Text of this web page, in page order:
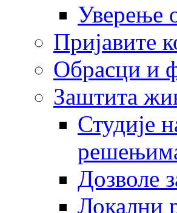
Уверење
Пријавите
Обрасци и
Заштита
Студије
Дозволе
Локални